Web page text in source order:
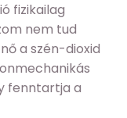
fizikailag
nem tud
a szén-dioxid
fenntartja a